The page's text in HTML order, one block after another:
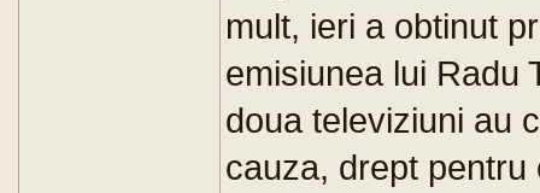
mult, ieri a obtinut
emisiunea lui Radu
doua televiziuni au
cauza, drept